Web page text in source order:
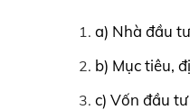
a) Nhà đầu
b) Mục tiêu,
c) Vốn đầu